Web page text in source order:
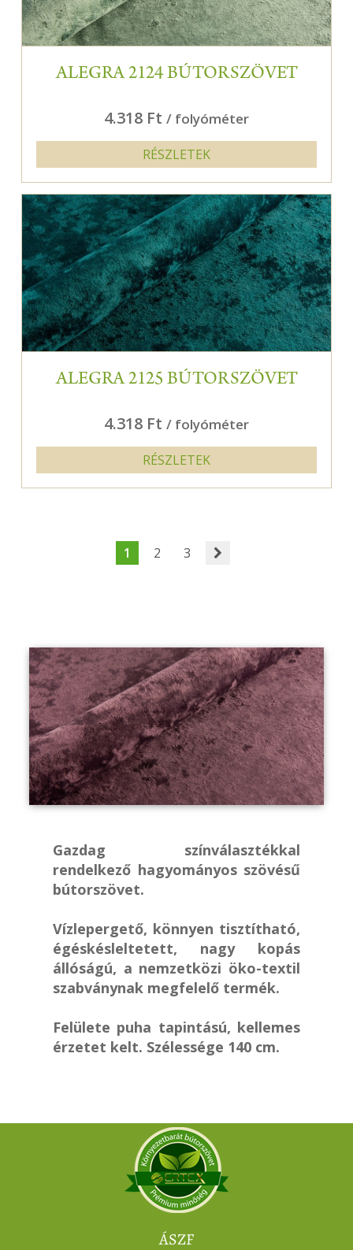
ALEGRA 2124 BÚTORSZÖVET
4.318 Ft / folyóméter
RÉSZLETEK
ALEGRA 2125 BÚTORSZÖVET
4.318 Ft / folyóméter
RÉSZLETEK
1 2 3
Gazdag színválasztékkal
rendelkező hagyományos szövésű
bútorszövet.
Vízlepergető, könnyen tisztítható,
égéskésleltetett, nagy kopás
állóságú, a nemzetközi öko-textil
szabványnak megfelelő termék.
Felülete puha tapintású, kellemes
érzetet kelt. Szélessége 140 cm.
ÁSZF